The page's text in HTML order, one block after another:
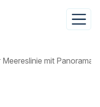
Meereslinie mit